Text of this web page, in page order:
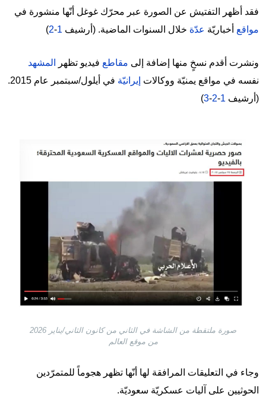
فقد أظهر التفتيش عن الصورة عبر محرّك غوغل أنّها منشورة في
مواقع أخباريّة عدّة خلال السنوات الماضية. (أرشيف 1
-
2
)
ونشرت أقدم نسخٍ منها إضافة إلى مقاطع فيديو تظهر
المشهد
نفسه في مواقع يمنيّة ووكالات إيرانيّة
في أيلول/سبتمبر عام 2015.
(أرشيف 1
-
2
-
3
)
Image
صورة ملتقطة من الشاشة في الثاني من كانون الثاني/يناير 2026
من موقع العالم
وجاء في التعليقات المرافقة لها أنّها تظهر هجوماً للمتمرّدين
الحوثيين على آليات عسكريّة سعوديّة.